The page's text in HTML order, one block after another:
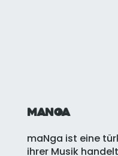
maNga
maNga ist eine
ihrer Musik